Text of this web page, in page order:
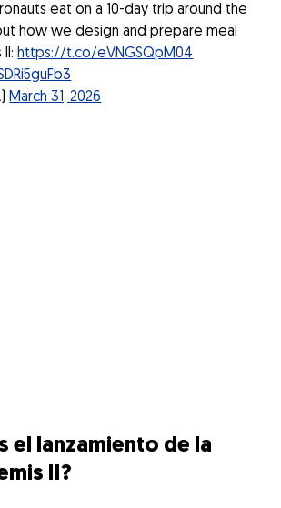
eat on a 10-day trip around the
how we design and prepare meal
https://t.co/eVNGSQpM04
March 31, 2026
el lanzamiento de la
II?